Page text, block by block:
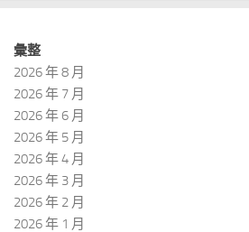
彙整
2026 年 8 月
2026 年 7 月
2026 年 6 月
2026 年 5 月
2026 年 4 月
2026 年 3 月
2026 年 2 月
2026 年 1 月